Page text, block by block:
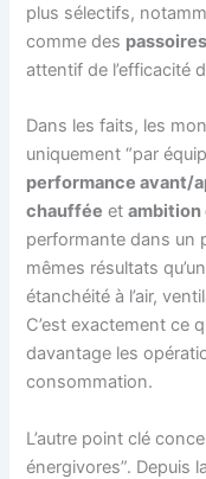
plus sélectifs,
comme des
attentif de l’efficacité
Dans les faits, les
uniquement “par
performance avant/
chauffée etambition
performante dans un
mêmes résultats
étanchéité à l’air,
C’est exactement ce
davantage les
consommation.
L’autre point clé
énergivores”. Depuis